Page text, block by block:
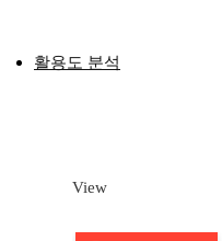
활용도 분석
View